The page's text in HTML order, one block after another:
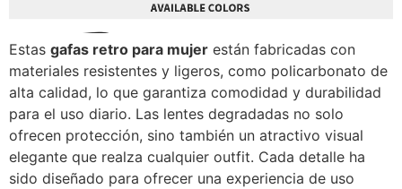
Estas gafas retro para mujer están fabricadas con
materiales resistentes y ligeros, como policarbonato de
alta calidad, lo que garantiza comodidad y durabilidad
para el uso diario. Las lentes degradadas no solo
ofrecen protección, sino también un atractivo visual
elegante que realza cualquier outfit. Cada detalle ha
sido diseñado para ofrecer una experiencia de uso